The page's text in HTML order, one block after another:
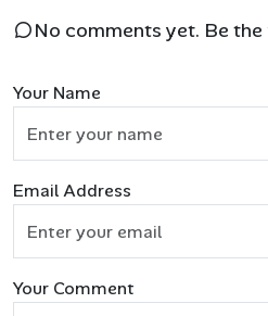
No comments yet. Be
Your Name
Email Address
Your Comment